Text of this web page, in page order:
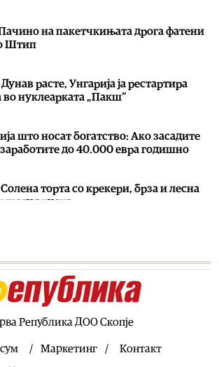
на пакетчкињата дрога фатени
Штип
расте, Унгарија ја рестартира
во нуклеарката „Пакш“
што носат богатство: Ако засадите
до 40.000 евра годишно
Солена торта со крекери, брза и лесна
вкусна
жешко со температури до 40 степени
од четврток мало освежување
Република ДОО Скопје
Маркетинг
Контакт